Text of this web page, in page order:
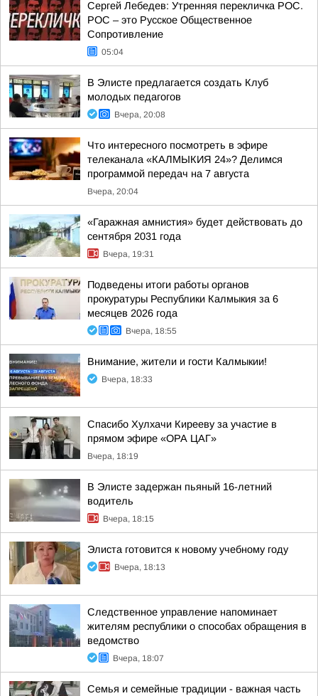
Сергей Лебедев: Утренняя перекличка РОС.
РОС – это Русское Общественное
Сопротивление
05:04
В Элисте предлагается создать Клуб
молодых педагогов
Вчера, 20:08
Что интересного посмотреть в эфире
телеканала «КАЛМЫКИЯ 24»? Делимся
программой передач на 7 августа
Вчера, 20:04
«Гаражная амнистия» будет действовать до
сентября 2031 года
Вчера, 19:31
Подведены итоги работы органов
прокуратуры Республики Калмыкия за 6
месяцев 2026 года
Вчера, 18:55
Внимание, жители и гости Калмыкии!
Вчера, 18:33
Спасибо Хулхачи Кирееву за участие в
прямом эфире «ОРА ЦАГ»
Вчера, 18:19
В Элисте задержан пьяный 16-летний
водитель
Вчера, 18:15
Элиста готовится к новому учебному году
Вчера, 18:13
Следственное управление напоминает
жителям республики о способах обращения в
ведомство
Вчера, 18:07
Семья и семейные традиции - важная часть